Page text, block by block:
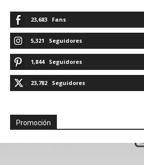
23,683 Fans
5,321 Seguidores
1,844 Seguidores
23,782 Seguidores
Promoción